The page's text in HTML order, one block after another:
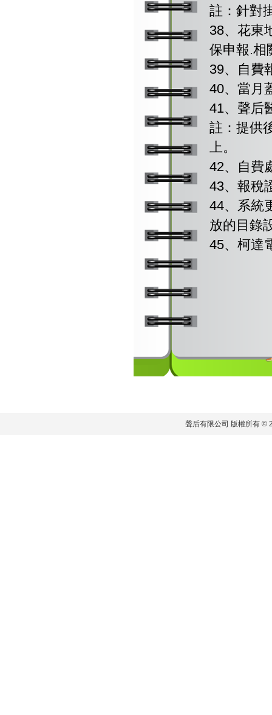
註：針對
38、花東
保申報.相
39、自費
40、當月
41、聲后
註：提供
上。
42、自費
43、報稅
44、系統
放的目錄
45、柯達
聲后有限公司 版權所有 ©